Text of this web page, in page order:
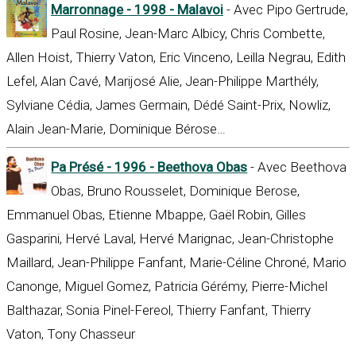
Marronnage - 1998 - Malavoi - Avec Pipo Gertrude,
Paul Rosine, Jean-Marc Albicy, Chris Combette,
Allen Hoist, Thierry Vaton, Eric Vinceno, Leilla Negrau, Edith
Lefel, Alan Cavé, Marijosé Alie, Jean-Philippe Marthély,
Sylviane Cédia, James Germain, Dédé Saint-Prix, Nowliz,
Alain Jean-Marie, Dominique Bérose…
Pa Présé - 1996 - Beethova Obas - Avec Beethova
Obas, Bruno Rousselet, Dominique Berose,
Emmanuel Obas, Etienne Mbappe, Gaël Robin, Gilles
Gasparini, Hervé Laval, Hervé Marignac, Jean-Christophe
Maillard, Jean-Philippe Fanfant, Marie-Céline Chroné, Mario
Canonge, Miguel Gomez, Patricia Gérémy, Pierre-Michel
Balthazar, Sonia Pinel-Fereol, Thierry Fanfant, Thierry
Vaton, Tony Chasseur